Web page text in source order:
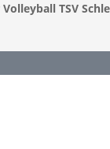
TSV